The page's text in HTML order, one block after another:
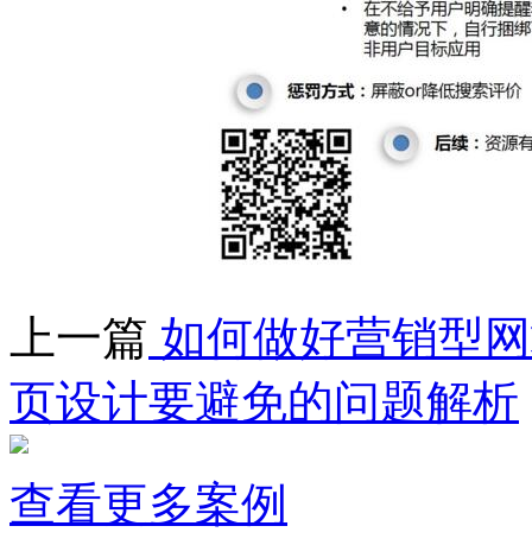
上一篇 如何做好营销型
页设计要避免的问题解析
查看更多案例